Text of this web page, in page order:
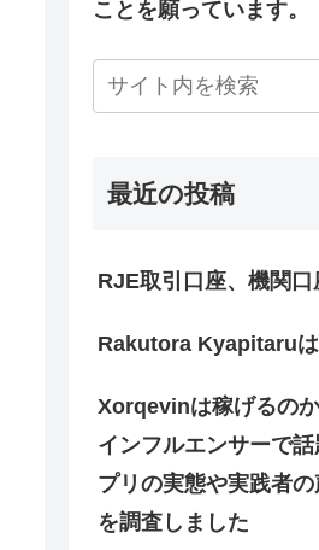
ことを願っています。
最近の投稿
RJE取引口座、機関口
Rakutora Kyapitaru
Xorqevinは稼げるの
インフルエンサーで
プリの実態や実践者
を調査しました